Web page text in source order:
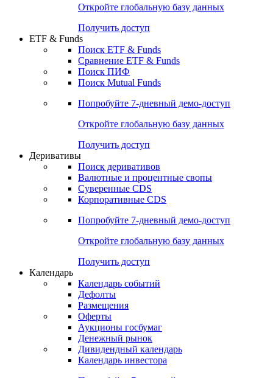
Откройте глобальную базу данных
Получить доступ
ETF & Funds
Поиск ETF & Funds
Сравнение ETF & Funds
Поиск ПИФ
Поиск Mutual Funds
Попробуйте 7-дневный демо-доступ
Откройте глобальную базу данных
Получить доступ
Деривативы
Поиск деривативов
Валютные и процентные свопы
Суверенные CDS
Корпоративные CDS
Попробуйте 7-дневный демо-доступ
Откройте глобальную базу данных
Получить доступ
Календарь
Календарь событий
Дефолты
Размещения
Оферты
Аукционы госбумаг
Денежный рынок
Дивидендный календарь
Календарь инвестора